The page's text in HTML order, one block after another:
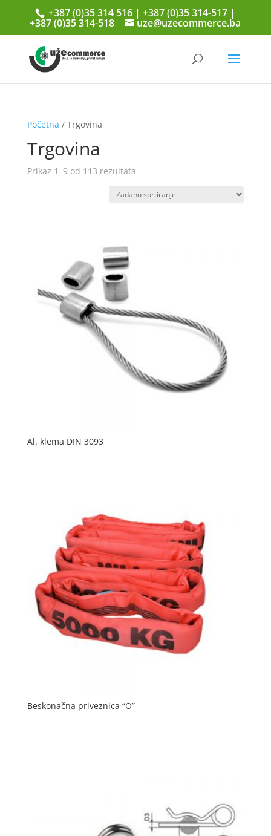
+387 (0)35 314 516 | +387 (0)35 314-517 |
+387 (0)35 314-518 uze@uzecommerce.ba
Početna / Trgovina
Trgovina
Prikaz 1–9 od 113 rezultata
Al. klema DIN 3093
Beskonačna priveznica “O”